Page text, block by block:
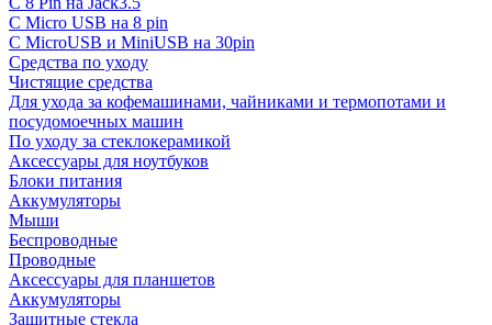
С Micro USB на 8 pin
С MicroUSB и MiniUSB на 30pin
Средства по уходу
Чистящие средства
Для ухода за кофемашинами, чайниками и термопотами и
посудомоечных машин
По уходу за стеклокерамикой
Аксессуары для ноутбуков
Блоки питания
Аккумуляторы
Мыши
Беспроводные
Проводные
Аксессуары для планшетов
Аккумуляторы
Защитные стекла